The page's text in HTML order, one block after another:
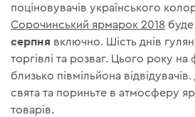
поціновувачів українського
Сорочинський ярмарок 2018
серпня включно. Шість днів
торгівлі та розваг. Цього року на
близько півмільйона
свята та пориньте в атмосферу
товарів.